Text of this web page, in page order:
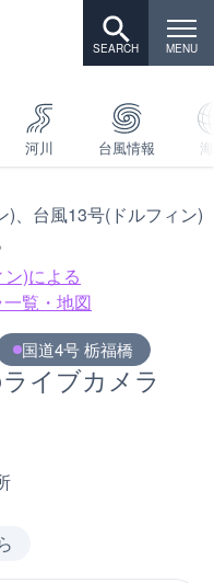
河川 台風情報
)、台風13号(ドルフィン)
)による
覧・地図
国道4号 栃福橋
イブカメラ